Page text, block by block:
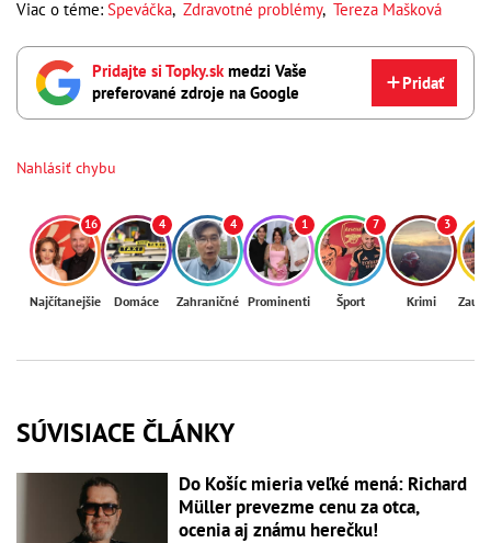
Viac o téme: Speváčka, Zdravotné problémy, Tereza Mašková
Pridajte si Topky.skmedzi Vaše
preferované zdroje na Google
Pridať
Nahlásiť chybu
16
Najčítanejšie
4
Domáce
4
Zahraničné
1
Prominenti
7
Šport
3
Krimi
SÚVISIACE ČLÁNKY
Do Košíc mieria veľké mená: Richard
Müller prevezme cenu za otca,
ocenia aj známu herečku!